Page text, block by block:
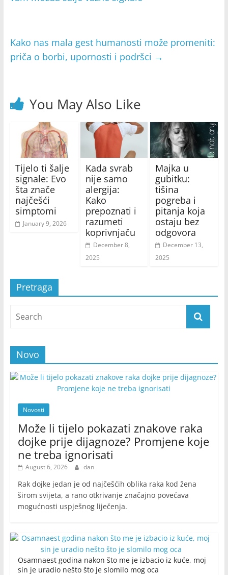
Kako nas mala gest humanosti može promeniti:
priča o borbi, upornosti i podršci →
You May Also Like
Tijelo ti šalje
signale: Evo
šta znače
najčešći
simptomi
January 9, 2026
Kada svrab
nije samo
alergija:
Kako
prepoznati i
razumeti
koprivnjaču
December 8,
2025
Majka u
gubitku:
tišina
pogreba i
pitanja koja
ostaju bez
odgovora
December 13,
2025
Pretraga
Novo
Novosti
Može li tijelo pokazati znakove raka
dojke prije dijagnoze? Promjene koje
ne treba ignorisati
August 6, 2026 dan
Rak dojke jedan je od najčešćih oblika raka kod žena
širom svijeta, a rano otkrivanje značajno povećava
mogućnosti uspješnog liječenja.
Osamnaest godina nakon što me je izbacio iz kuće, moj
sin je uradio nešto što je slomilo mog oca